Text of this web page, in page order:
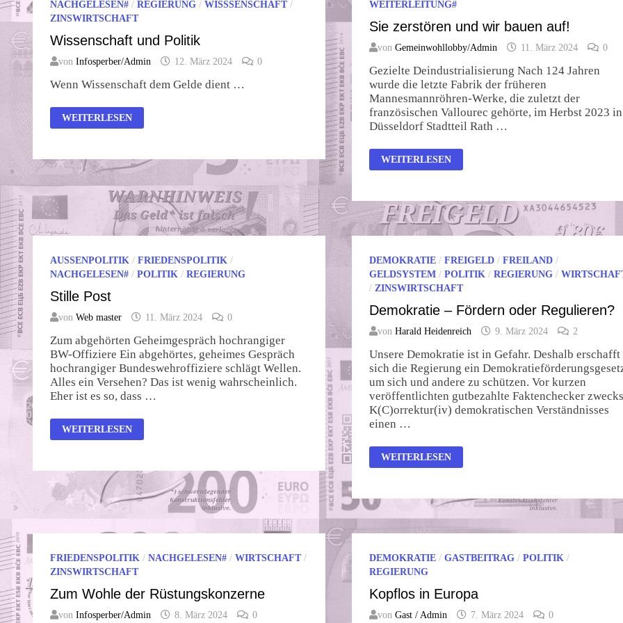
NACHGELESEN# / REGIERUNG / WISSSENSCHAFT/
ZINSWIRTSCHAFT
Wissenschaft und Politik
von Infosperber/Admin 12. März 2024 0
Wenn Wissenschaft dem Gelde dient …
WISSENSCHAFT
UND
WEITERLESEN
WEITERLEITUNG#
Sie zerstören und wir bauen auf!
von Gemeinwohllobby/Admin 11. März 2024 0
Gezielte Deindustrialisierung Nach 124 Jahren
wurde die letzte Fabrik der früheren
Mannesmannröhren-Werke, die zuletzt der
französischen Vallourec gehörte, im Herbst 2023 in
Düsseldorf Stadtteil Rath …
SIE
ZERSTÖREN
AUF!
WEITERLESEN
AUSSENPOLITIK / FRIEDENSPOLITIK /
NACHGELESEN# / POLITIK / REGIERUNG
Stille Post
von Web master 11. März 2024 0
Zum abgehörten Geheimgespräch hochrangiger
BW-Offiziere Ein abgehörtes, geheimes Gespräch
hochrangiger Bundeswehroffiziere schlägt Wellen.
Alles ein Versehen? Das ist wenig wahrscheinlich.
Eher ist es so, dass …
STILLE
POST
WEITERLESEN
DEMOKRATIE/ FREIGELD/ FREILAND/
GELDSYSTEM/ POLITIK / REGIERUNG/
/ ZINSWIRTSCHAFT
Demokratie – Fördern oder Regulieren?
von Harald Heidenreich 9. März 2024 2
Unsere Demokratie ist in Gefahr. Deshalb erschafft
sich die Regierung ein
um sich und andere zu schützen. Vor kurzen
veröffentlichten gutbezahlte Faktenchecker zwecks
K(C)orrektur(iv) demokratischen Verständnisses
einen …
DEMOKRATIE
–
WEITERLESEN
FRIEDENSPOLITIK / NACHGELESEN# / WIRTSCHAFT/
ZINSWIRTSCHAFT
Zum Wohle der Rüstungskonzerne
von Infosperber/Admin 8. März 2024 0
DEMOKRATIE/ GASTBEITRAG/ POLITIK /
REGIERUNG
Kopflos in Europa
von Gast / Admin 7. März 2024 0